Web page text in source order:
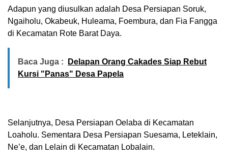
Adapun yang diusulkan adalah Desa Persiapan Soruk,
Ngaiholu, Okabeuk, Huleama, Foembura, dan Fia Fangga
di Kecamatan Rote Barat Daya.
Baca Juga :
Delapan Orang Cakades Siap Rebut
Kursi "Panas" Desa Papela
Selanjutnya, Desa Persiapan Oelaba di Kecamatan
Loaholu. Sementara Desa Persiapan Suesama, Leteklain,
Ne’e, dan Lelain di Kecamatan Lobalain.